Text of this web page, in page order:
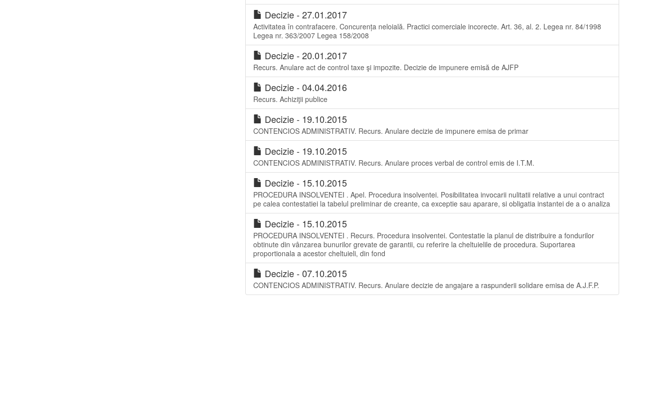
Decizie - 27.01.2017
Activitatea în contrafacere. Concurența neloială. Practici comerciale incorecte. Art. 36, al. 2. Legea nr. 84/1998
Legea nr. 363/2007 Legea 158/2008
Decizie - 20.01.2017
Recurs. Anulare act de control taxe şi impozite. Decizie de impunere emisă de AJFP
Decizie - 04.04.2016
Recurs. Achiziţii publice
Decizie - 19.10.2015
CONTENCIOS ADMINISTRATIV. Recurs. Anulare decizie de impunere emisa de primar
Decizie - 19.10.2015
CONTENCIOS ADMINISTRATIV. Recurs. Anulare proces verbal de control emis de I.T.M.
Decizie - 15.10.2015
PROCEDURA INSOLVENTEI . Apel. Procedura insolventei. Posibilitatea invocarii nulitatii relative a unui contract
pe calea contestatiei la tabelul preliminar de creante, ca exceptie sau aparare, si obligatia instantei de a o analiza
Decizie - 15.10.2015
PROCEDURA INSOLVENTEI . Recurs. Procedura insolventei. Contestatie la planul de distribuire a fondurilor
obtinute din vânzarea bunurilor grevate de garantii, cu referire la cheltuielile de procedura. Suportarea
proportionala a acestor cheltuieli, din fond
Decizie - 07.10.2015
CONTENCIOS ADMINISTRATIV. Recurs. Anulare decizie de angajare a raspunderii solidare emisa de A.J.F.P.